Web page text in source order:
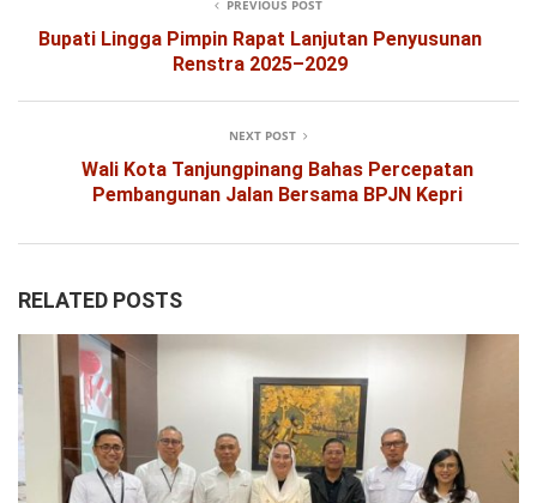
PREVIOUS POST
Bupati Lingga Pimpin Rapat Lanjutan Penyusunan
Renstra 2025–2029
NEXT POST
Wali Kota Tanjungpinang Bahas Percepatan
Pembangunan Jalan Bersama BPJN Kepri
RELATED POSTS